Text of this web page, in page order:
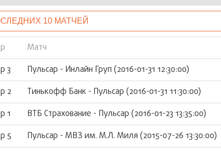
10 МАТЧЕЙ
Матч
3 Пульсар - Инлайн Груп (2016-01-31 12:30:00)
2 Тинькофф Банк - Пульсар (2016-01-31 11:30:00)
1 ВТБ Страхование - Пульсар (2016-01-23 13:35:00)
5 Пульсар - МВЗ им. М.Л. Миля (2015-07-26 13:30:00)